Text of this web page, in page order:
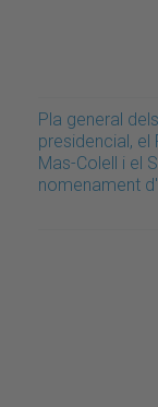
Pla general
presidencial, el
Mas-Colell i el
nomenament